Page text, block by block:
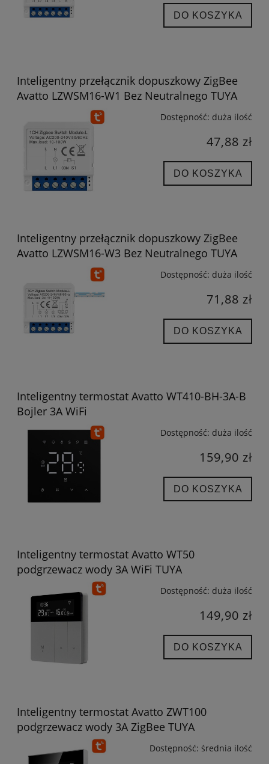
DO KOSZYKA
Inteligentny przełącznik dopuszkowy ZigBee
Avatto LZWSM16-W1 Bez Neutralnego TUYA
Dostępność: duża ilość
47,88 zł
DO KOSZYKA
Inteligentny przełącznik dopuszkowy ZigBee
Avatto LZWSM16-W3 Bez Neutralnego TUYA
Dostępność: duża ilość
71,88 zł
DO KOSZYKA
Inteligentny termostat Avatto WT410-BH-3A-B
Bojler 3A WiFi
Dostępność: duża ilość
159,90 zł
DO KOSZYKA
Inteligentny termostat Avatto WT50
podgrzewacz wody 3A WiFi TUYA
Dostępność: duża ilość
149,90 zł
DO KOSZYKA
Inteligentny termostat Avatto ZWT100
podgrzewacz wody 3A ZigBee TUYA
Dostępność: średnia ilość